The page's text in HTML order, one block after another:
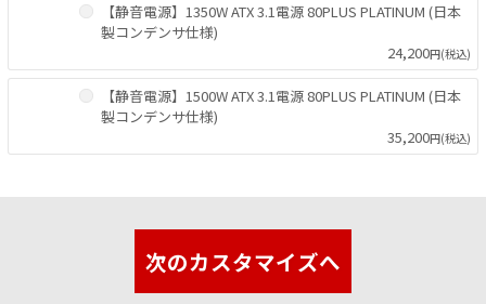
【静音電源】1350W ATX 3.1電源 80PLUS PLATINUM (日本
製コンデンサ仕様)
24,200円(税込)
【静音電源】1500W ATX 3.1電源 80PLUS PLATINUM (日本
製コンデンサ仕様)
35,200円(税込)
次のカスタマイズへ